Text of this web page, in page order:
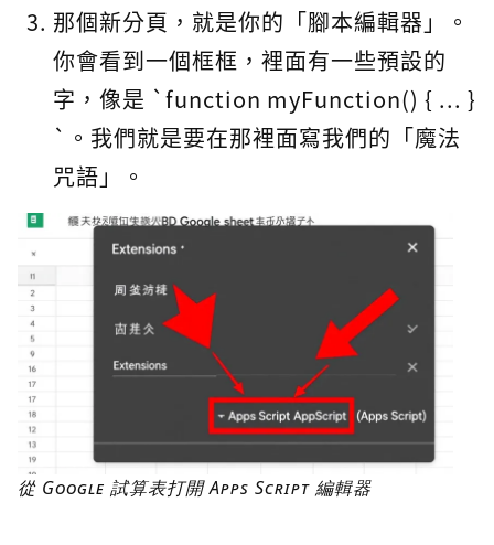
那個新分頁，就是你的「腳本編輯器」。
你會看到一個框框，裡面有一些預設的
字，像是 `function myFunction() { ... }
`。我們就是要在那裡面寫我們的「魔法
咒語」。
從 Google 試算表打開 Apps Script 編輯器